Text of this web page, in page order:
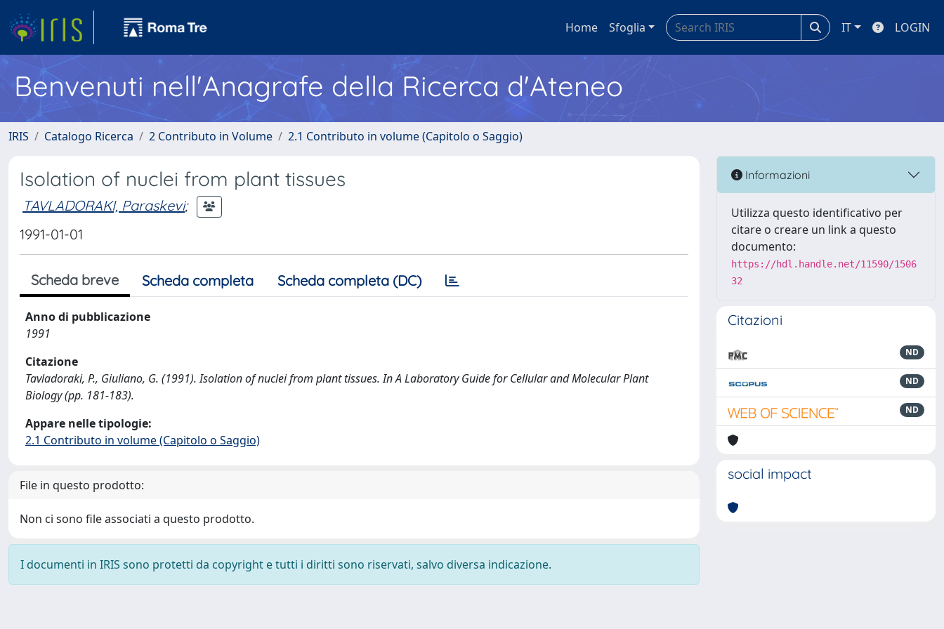
Home Sfoglia IT LOGIN
Benvenuti nell'Anagrafe della Ricerca d'Ateneo
IRIS Catalogo Ricerca 2 Contributo in Volume 2.1 Contributo in volume (Capitolo o Saggio)
Isolation of nuclei from plant tissues
TAVLADORAKI, Paraskevi;
1991-01-01
Scheda breve Scheda completa Scheda completa (DC)
Anno di pubblicazione
1991
Citazione
Tavladoraki, P., Giuliano, G. (1991). Isolation of nuclei from plant tissues. In A Laboratory Guide for Cellular and Molecular Plant
Biology (pp. 181-183).
Appare nelle tipologie:
2.1 Contributo in volume (Capitolo o Saggio)
File in questo prodotto:
Non ci sono file associati a questo prodotto.
I documenti in IRIS sono protetti da copyright e tutti i diritti sono riservati, salvo diversa indicazione.
Informazioni
Utilizza questo identificativo per
citare o creare un link a questo
documento:
https://hdl.handle.net/11590/1506
32
Citazioni
ND
ND
ND
social impact